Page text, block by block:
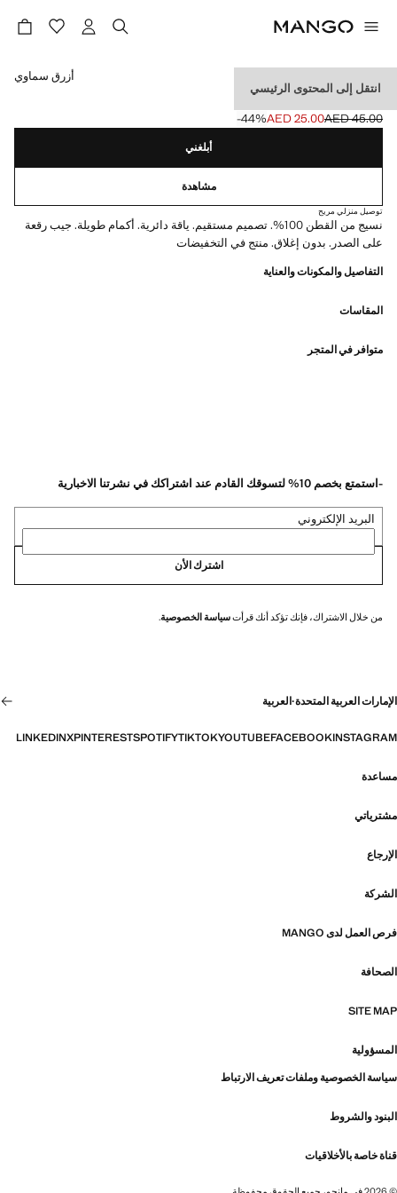
انتقل إلى المحتوى الرئيسي
تي شيرت قطني بجيب
السعر الأول محذوف [AED 45.00 ]
AED 45.00
السعر الحالي [AED 25.00 ]AED 25.00
‎-44‎%‎
حدد اللون
أزرق سماوي
أبلغني
مشاهدة
توصيل منزلي مريح
نسيج من القطن 100%. تصميم مستقيم. ياقة دائرية. أكمام طويلة. جيب رقعة
على الصدر. بدون إغلاق. منتج في التخفيضات
التفاصيل والمكونات والعناية
المقاسات
متوافر في المتجر
-استمتع بخصم 10% لتسوقك القادم عند اشتراكك في نشرتنا الاخبارية
البريد الإلكتروني
اشترك الأن
من خلال الاشتراك، فإنك تؤكد أنك قرأتسياسة الخصوصية.
الإمارات العربية المتحدة·العربية
INSTAGRAM
FACEBOOK
YOUTUBE
TIKTOK
SPOTIFY
PINTEREST
X
LINKEDIN
مساعدة
مشترياتي
الإرجاع
الشركة
فرص العمل لدى MANGO
الصحافة
SITE MAP
المسؤولية
سياسة الخصوصية وملفات تعريف الارتباط
البنود والشروط
قناة خاصة بالأخلاقيات